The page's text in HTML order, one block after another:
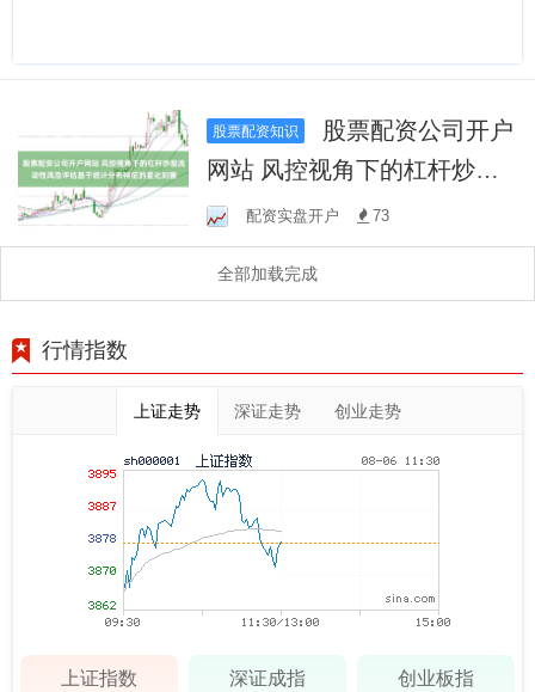
股票配资知识
网站 风控视角下的杠杆炒股
流动性风险评估基于统计分
布特征的量化刻画
配资实盘开户 73
全部加载完成
行情指数
上证走势 深证走势 创业走势
上证指数 深证成指 创业板指